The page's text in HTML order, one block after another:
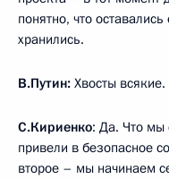
понятно, что
хранились.
В.Путин: Хвосты всякие.
С.Кириенко: Да. Что мы
привели в безопасное
второе – мы начинаем